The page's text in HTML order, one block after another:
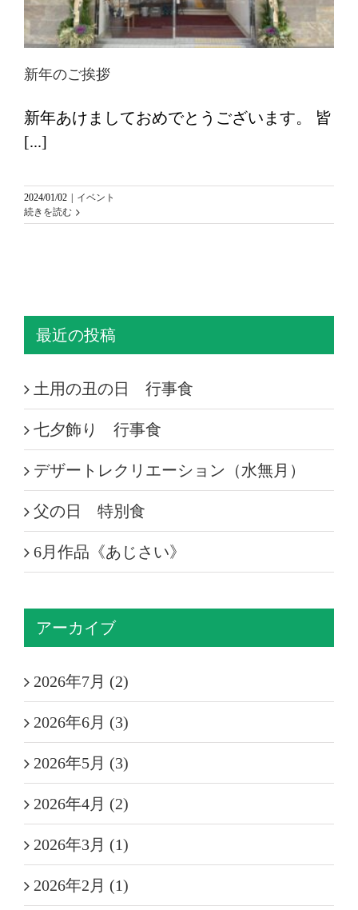
新年のご挨拶
新年あけましておめでとうございます。 皆
[...]
2024/01/02
イベント
続きを読む
最近の投稿
土用の丑の日 行事食
七夕飾り 行事食
デザートレクリエーション（水無月）
父の日 特別食
6月作品《あじさい》
アーカイブ
2026年7月 (2)
2026年6月 (3)
2026年5月 (3)
2026年4月 (2)
2026年3月 (1)
2026年2月 (1)